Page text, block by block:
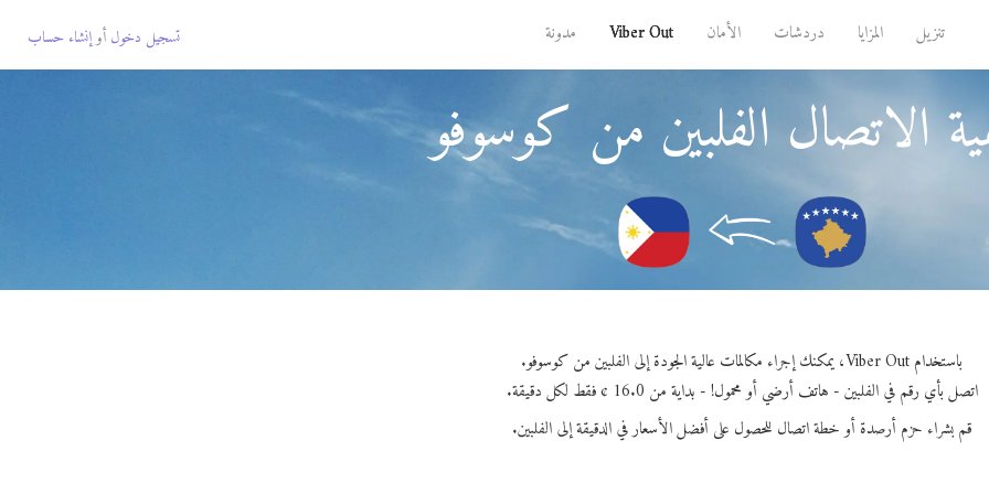
تنزيل المزايا دردشات الأمان Viber Out مدونة تسجيل دخول أوإنشاء حساب
الاتصال الفلبين من كوسوفو
باستخدام Viber Out، يمكنك إجراء مكالمات عالية الجودة إلى الفلبين من كوسوفو.
اتصل بأي رقم في الفلبين - هاتف أرضي أو محمول! - بداية من 16.0 ¢ فقط لكل دقيقة.
قم بشراء حزم أرصدة أو خطة اتصال للحصول على أفضل الأسعار في الدقيقة إلى الفلبين.